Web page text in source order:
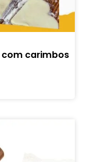
com carimbos